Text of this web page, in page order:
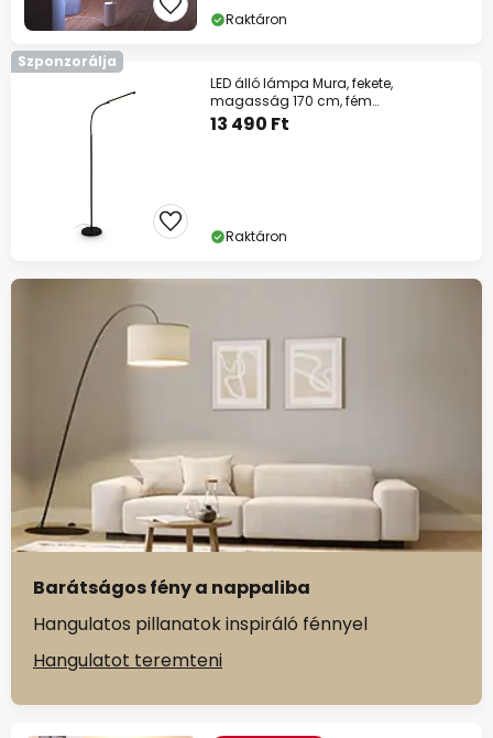
Raktáron
Szponzorálja
LED álló lámpa Mura, fekete,
magasság 170 cm, fém
érintésérzékeny dimmer
13 490 Ft
Raktáron
Barátságos fény a nappaliba
Hangulatos pillanatok inspiráló fénnyel
Hangulatot teremteni